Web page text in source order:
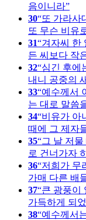
음이니라
30 또 가라사
또 무슨 비유
31 겨자씨 한
든 씨보다 작
32 심긴 후에
내니 공중의
33 예수께서
는 대로 말씀
34 비유가 아
때에 그 제자
35 그 날 저
로 건너가자
36 저희가 무
가매 다른 배
37 큰 광풍이
가득하게 되
38 예수께서